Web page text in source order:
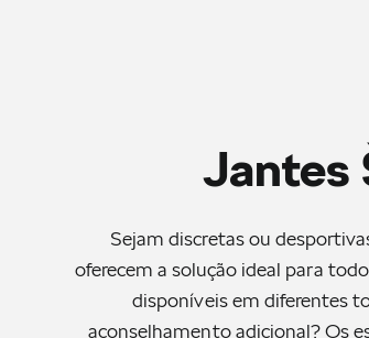
Jantes
Sejam discretas ou
oferecem a solução ideal para
disponíveis em diferentes
aconselhamento adicional? Os